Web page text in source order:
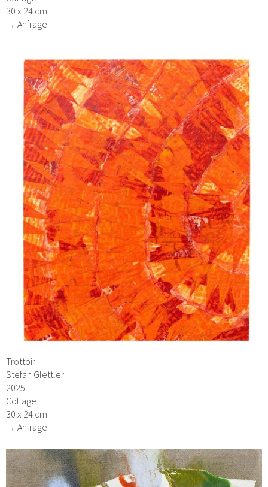
30 x 24 cm
→ Anfrage
Trottoir
Stefan Glettler
2025
Collage
30 x 24 cm
→ Anfrage